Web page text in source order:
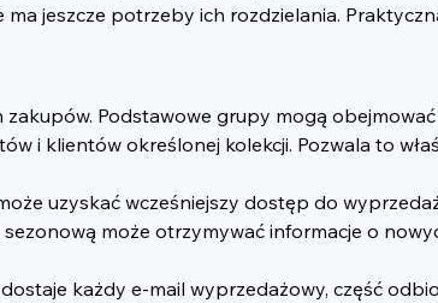
jeszcze potrzeby ich rozdzielania.
Podstawowe grupy mogą
i klientów określonej kolekcji. Pozwala to
uzyskać wcześniejszy dostęp do
może otrzymywać informacje o
każdy e-mail wyprzedażowy, część